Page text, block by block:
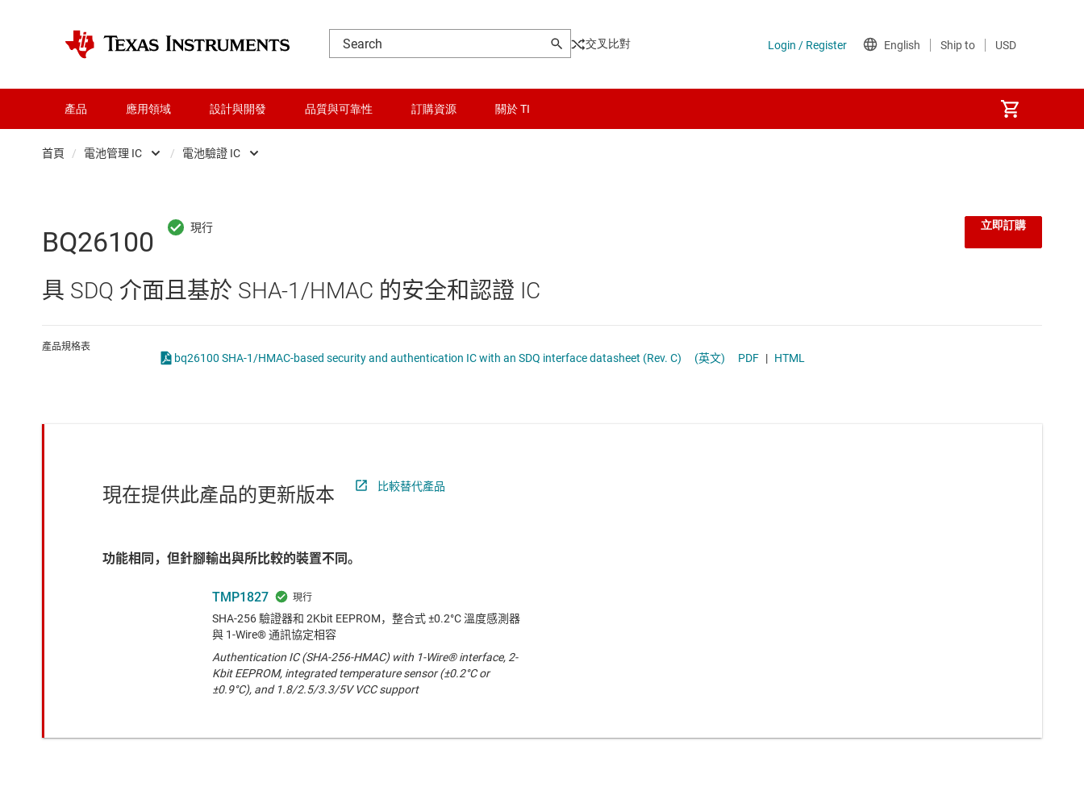
交叉比對
產品 應用領域 設計與開發 品質與可靠性 訂購資源 關於 TI
首頁 / 電池管理 IC
交換器與多工器
射頻 (RF) 與微波
感測器
邏輯和電壓轉換
電池管理 IC
/ 電池驗證 IC
電池電量計
BQ26100
具 SDQ 介面且基於 SHA-1/HMAC 的安全和認證 IC
立即訂購
產品規格表
bq26100 SHA-1/HMAC-based security and authentication IC with an SDQ interface datasheet (Rev. C) (英文) PDF | HTML
現在提供此產品的更新版本 比較替代產品
功能相同，但針腳輸出與所比較的裝置不同。
TMP1827
SHA-256 驗證器和 2Kbit EEPROM，整合式 ±0.2°C 溫度感測器
與 1-Wire® 通訊協定相容
Authentication IC (SHA-256-HMAC) with 1-Wire® interface, 2-
Kbit EEPROM, integrated temperature sensor (±0.2°C or
±0.9°C), and 1.8/2.5/3.3/5V VCC support